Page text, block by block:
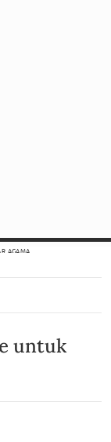
AGAMA
untuk